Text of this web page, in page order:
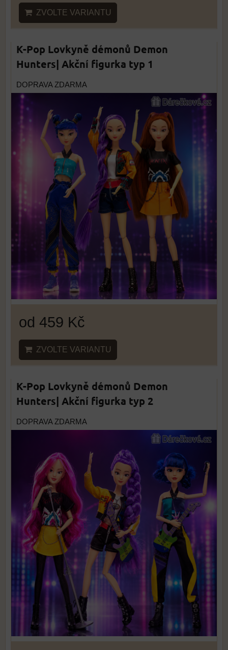
ZVOLTE VARIANTU
K-Pop Lovkyně démonů Demon
Hunters| Akční figurka typ 1
DOPRAVA ZDARMA
od 459 Kč
ZVOLTE VARIANTU
K-Pop Lovkyně démonů Demon
Hunters| Akční figurka typ 2
DOPRAVA ZDARMA